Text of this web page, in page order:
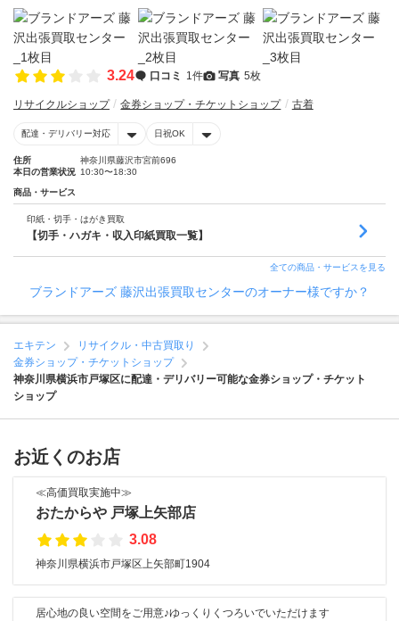
3.24 口コミ 1件 写真 5枚
リサイクルショップ 金券ショップ・チケットショップ 古着
配達・デリバリー対応 日祝OK
住所
神奈川県藤沢市宮前696
本日の営業状況 10:30〜18:30
商品・サービス
印紙・切手・はがき買取
【切手・ハガキ・収入印紙買取一覧】
全ての商品・サービスを見る
ブランドアーズ 藤沢出張買取センターのオーナー様ですか？
エキテン
リサイクル・中古買取り
金券ショップ・チケットショップ
神奈川県横浜市戸塚区に配達・デリバリー可能な金券ショップ・チケット
ショップ
お近くのお店
≪高価買取実施中≫
おたからや 戸塚上矢部店
3.08
神奈川県横浜市戸塚区上矢部町1904
居心地の良い空間をご用意♪ゆっくりくつろいでいただけます